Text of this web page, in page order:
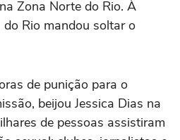
Zona Norte do Rio. À
do Rio mandou soltar o
de punição para o
beijou Jessica Dias na
de pessoas assistiram